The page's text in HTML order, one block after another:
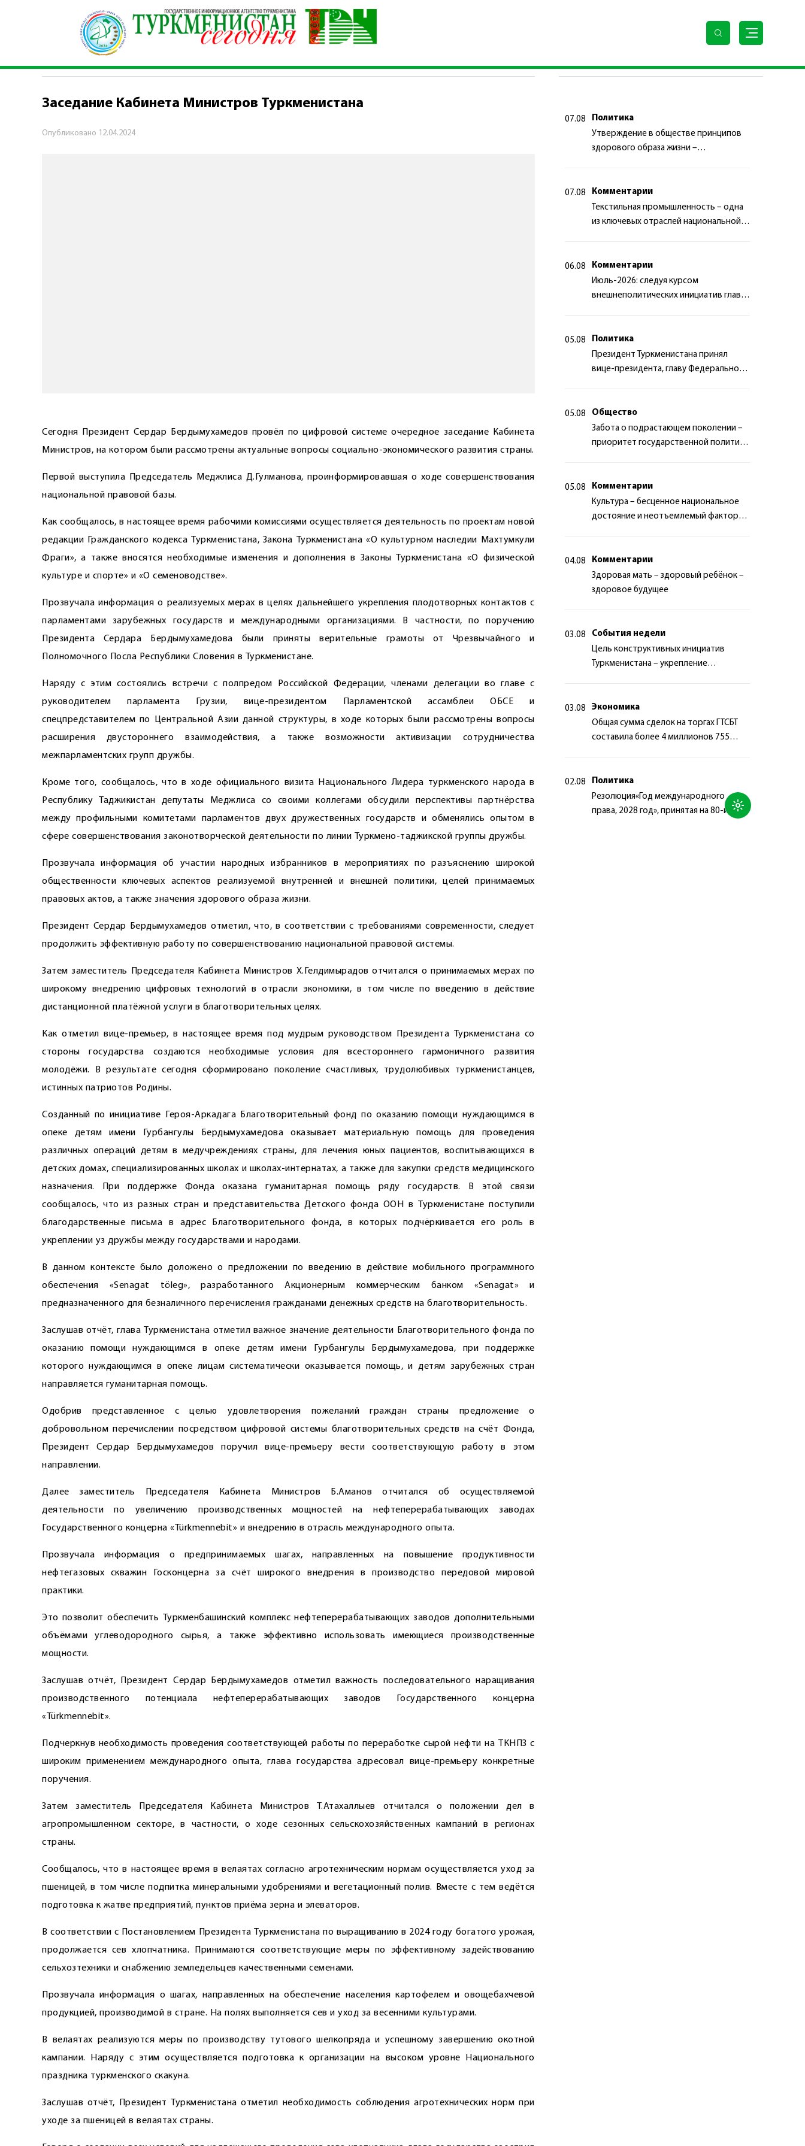
\ Политика \ Заседание Кабинета Министров Туркменистана
ПОЛИТИКА
Заседание Кабинета Министров Туркменистана
Опубликовано 12.04.2024
Сегодня Президент Сердар Бердымухамедов провёл по цифровой системе очередное заседание Кабинета
Министров, на котором были рассмотрены актуальные вопросы социально-экономического развития страны.
Первой выступила Председатель Меджлиса Д.Гулманова, проинформировавшая о ходе совершенствования
национальной правовой базы.
Как сообщалось, в настоящее время рабочими комиссиями осуществляется деятельность по проектам новой
редакции Гражданского кодекса Туркменистана, Закона Туркменистана «О культурном наследии Махтумкули
Фраги», а также вносятся необходимые изменения и дополнения в Законы Туркменистана «О физической
культуре и спорте» и «О семеноводстве».
Прозвучала информация о реализуемых мерах в целях дальнейшего укрепления плодотворных контактов с
парламентами зарубежных государств и международными организациями. В частности, по поручению
Президента Сердара Бердымухамедова были приняты верительные грамоты от Чрезвычайного и
Полномочного Посла Республики Словения в Туркменистане.
Наряду с этим состоялись встречи с полпредом Российской Федерации, членами делегации во главе с
руководителем парламента Грузии, вице-президентом Парламентской ассамблеи ОБСЕ и
спецпредставителем по Центральной Азии данной структуры, в ходе которых были рассмотрены вопросы
расширения двустороннего взаимодействия, а также возможности активизации сотрудничества
межпарламентских групп дружбы.
Кроме того, сообщалось, что в ходе официального визита Национального Лидера туркменского народа в
Республику Таджикистан депутаты Меджлиса со своими коллегами обсудили перспективы партнёрства
между профильными комитетами парламентов двух дружественных государств и обменялись опытом в
сфере совершенствования законотворческой деятельности по линии Туркмено-таджикской группы дружбы.
Прозвучала информация об участии народных избранников в мероприятиях по разъяснению широкой
общественности ключевых аспектов реализуемой внутренней и внешней политики, целей принимаемых
правовых актов, а также значения здорового образа жизни.
Президент Сердар Бердымухамедов отметил, что, в соответствии с требованиями современности, следует
продолжить эффективную работу по совершенствованию национальной правовой системы.
Затем заместитель Председателя Кабинета Министров Х.Гелдимырадов отчитался о принимаемых мерах по
широкому внедрению цифровых технологий в отрасли экономики, в том числе по введению в действие
дистанционной платёжной услуги в благотворительных целях.
Как отметил вице-премьер, в настоящее время под мудрым руководством Президента Туркменистана со
стороны государства создаются необходимые условия для всестороннего гармоничного развития
молодёжи. В результате сегодня сформировано поколение счастливых, трудолюбивых туркменистанцев,
истинных патриотов Родины.
Созданный по инициативе Героя-Аркадага Благотворительный фонд по оказанию помощи нуждающимся в
опеке детям имени Гурбангулы Бердымухамедова оказывает материальную помощь для проведения
различных операций детям в медучреждениях страны, для лечения юных пациентов, воспитывающихся в
детских домах, специализированных школах и школах-интернатах, а также для закупки средств медицинского
назначения. При поддержке Фонда оказана гуманитарная помощь ряду государств. В этой связи
сообщалось, что из разных стран и представительства Детского фонда ООН в Туркменистане поступили
благодарственные письма в адрес Благотворительного фонда, в которых подчёркивается его роль в
укреплении уз дружбы между государствами и народами.
В данном контексте было доложено о предложении по введению в действие мобильного программного
обеспечения «Senagat töleg», разработанного Акционерным коммерческим банком «Senagat» и
предназначенного для безналичного перечисления гражданами денежных средств на благотворительность.
Заслушав отчёт, глава Туркменистана отметил важное значение деятельности Благотворительного фонда по
оказанию помощи нуждающимся в опеке детям имени Гурбангулы Бердымухамедова, при поддержке
которого нуждающимся в опеке лицам систематически оказывается помощь, и детям зарубежных стран
направляется гуманитарная помощь.
Одобрив представленное с целью удовлетворения пожеланий граждан страны предложение о
добровольном перечислении посредством цифровой системы благотворительных средств на счёт Фонда,
Президент Сердар Бердымухамедов поручил вице-премьеру вести соответствующую работу в этом
направлении.
Далее заместитель Председателя Кабинета Министров Б.Аманов отчитался об осуществляемой
деятельности по увеличению производственных мощностей на нефтеперерабатывающих заводах
Государственного концерна «Türkmennebit» и внедрению в отрасль международного опыта.
Прозвучала информация о предпринимаемых шагах, направленных на повышение продуктивности
нефтегазовых скважин Госконцерна за счёт широкого внедрения в производство передовой мировой
практики.
Это позволит обеспечить Туркменбашинский комплекс нефтеперерабатывающих заводов дополнительными
объёмами углеводородного сырья, а также эффективно использовать имеющиеся производственные
мощности.
Заслушав отчёт, Президент Сердар Бердымухамедов отметил важность последовательного наращивания
производственного потенциала нефтеперерабатывающих заводов Государственного концерна
«Türkmennebit».
Подчеркнув необходимость проведения соответствующей работы по переработке сырой нефти на ТКНПЗ с
широким применением международного опыта, глава государства адресовал вице-премьеру конкретные
поручения.
Затем заместитель Председателя Кабинета Министров Т.Атахаллыев отчитался о положении дел в
агропромышленном секторе, в частности, о ходе сезонных сельскохозяйственных кампаний в регионах
страны.
Сообщалось, что в настоящее время в велаятах согласно агротехническим нормам осуществляется уход за
пшеницей, в том числе подпитка минеральными удобрениями и вегетационный полив. Вместе с тем ведётся
подготовка к жатве предприятий, пунктов приёма зерна и элеваторов.
В соответствии с Постановлением Президента Туркменистана по выращиванию в 2024 году богатого урожая,
продолжается сев хлопчатника. Принимаются соответствующие меры по эффективному задействованию
сельхозтехники и снабжению земледельцев качественными семенами.
Прозвучала информация о шагах, направленных на обеспечение населения картофелем и овощебахчевой
продукцией, производимой в стране. На полях выполняется сев и уход за весенними культурами.
В велаятах реализуются меры по производству тутового шелкопряда и успешному завершению окотной
кампании. Наряду с этим осуществляется подготовка к организации на высоком уровне Национального
праздника туркменского скакуна.
Заслушав отчёт, Президент Туркменистана отметил необходимость соблюдения агротехнических норм при
уходе за пшеницей в велаятах страны.
07.08
Политика
Утверждение в обществе принципов
здорового образа жизни –
07.08
Комментарии
Текстильная промышленность – одна
из ключевых отраслей национальной
06.08
Комментарии
Июль-2026: следуя курсом
внешнеполитических инициатив главы
05.08
Политика
Президент Туркменистана принял
вице-президента, главу Федерального
05.08
Общество
Забота о подрастающем поколении –
приоритет государственной политики
05.08
Комментарии
Культура – бесценное национальное
достояние и неотъемлемый фактор
04.08
Комментарии
Здоровая мать – здоровый ребёнок –
здоровое будущее
03.08
События недели
Цель конструктивных инициатив
Туркменистана – укрепление
03.08
Экономика
Общая сумма сделок на торгах ГТСБТ
составила более 4 миллионов 755
02.08
Политика
Резолюция«Год международного
права, 2028 год», принятая на 80-й